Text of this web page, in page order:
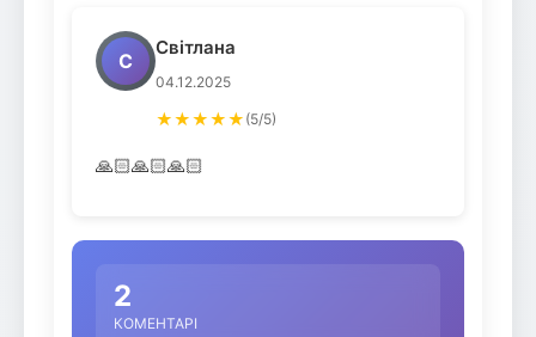
С
Світлана
04.12.2025
★★★★★ (5/5)
🙏🏻🙏🏻🙏🏻
2
КОМЕНТАРІ